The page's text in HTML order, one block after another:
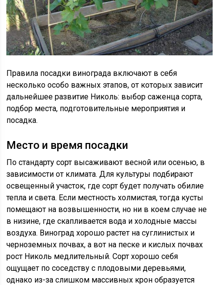
Правила посадки винограда включают в себя
несколько особо важных этапов, от которых зависит
дальнейшее развитие Николь: выбор саженца сорта,
подбор места, подготовительные мероприятия и
посадка.
Место и время посадки
По стандарту сорт высаживают весной или осенью, в
зависимости от климата. Для культуры подбирают
освещенный участок, где сорт будет получать обилие
тепла и света. Если местность холмистая, тогда кусты
помещают на возвышенности, но ни в коем случае не
в низине, где скапливается вода и холодные массы
воздуха. Виноград хорошо растет на суглинистых и
черноземных почвах, а вот на песке и кислых почвах
рост Николь медлительный. Сорт хорошо себя
ощущает по соседству с плодовыми деревьями,
однако из-за слишком массивных крон образуется